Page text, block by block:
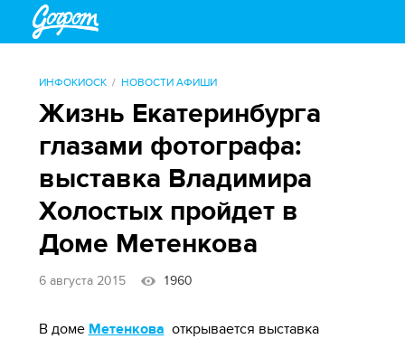
ИНФОКИОСК НОВОСТИ АФИШИ
Жизнь Екатеринбурга
глазами фотографа:
выставка Владимира
Холостых пройдет в
Доме Метенкова
6 августа 2015 1960
В доме Метенкова открывается выставка